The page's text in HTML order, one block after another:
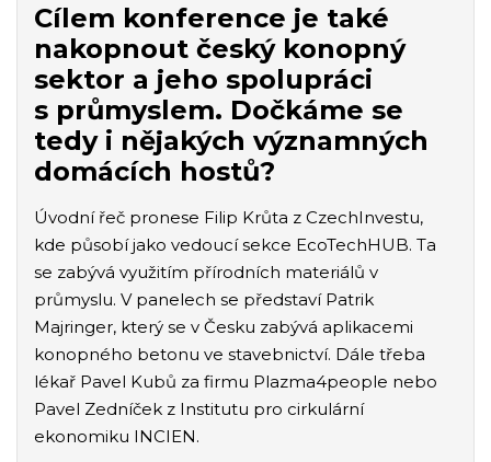
Cílem konference je také
nakopnout český konopný
sektor a jeho spolupráci
s průmyslem. Dočkáme se
tedy i nějakých významných
domácích hostů?
Úvodní řeč pronese Filip Krůta z CzechInvestu,
kde působí jako vedoucí sekce EcoTechHUB. Ta
se zabývá využitím přírodních materiálů v
průmyslu. V panelech se představí Patrik
Majringer, který se v Česku zabývá aplikacemi
konopného betonu ve stavebnictví. Dále třeba
lékař Pavel Kubů za firmu Plazma4people nebo
Pavel Zedníček z Institutu pro cirkulární
ekonomiku INCIEN.